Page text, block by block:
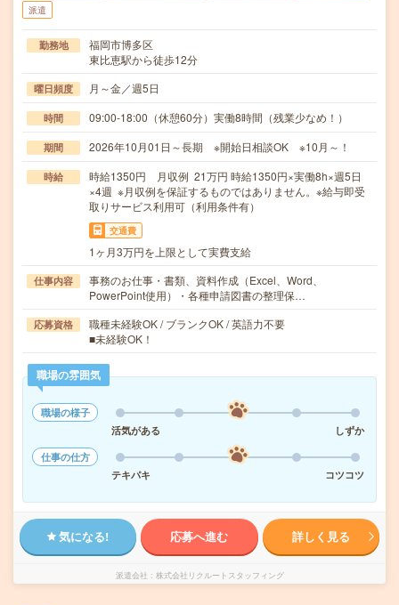
派遣
勤務地
福岡市博多区
東比恵駅から徒歩12分
曜日頻度 月～金／週5日
時間 09:00-18:00（休憩60分）実働8時間（残業少なめ！）
期間 2026年10月01日～長期 ※開始日相談OK ※10月～！
時給
時給1350円 月収例 21万円 時給1350円×実働8h×週5日
×4週 ※月収例を保証するものではありません。※給与即受
取りサービス利用可（利用条件有）
交通費
1ヶ月3万円を上限として実費支給
仕事内容
事務のお仕事・書類、資料作成（Excel、Word、
PowerPoint使用）・各種申請図書の整理保…
応募資格
職種未経験OK / ブランクOK / 英語力不要
■未経験OK！
職場の雰囲気
職場の様子
活気がある
しずか
仕事の仕方
テキパキ
コツコツ
気になる! 応募へ進む 詳しく見る
派遣会社 株式会社リクルートスタッフィング